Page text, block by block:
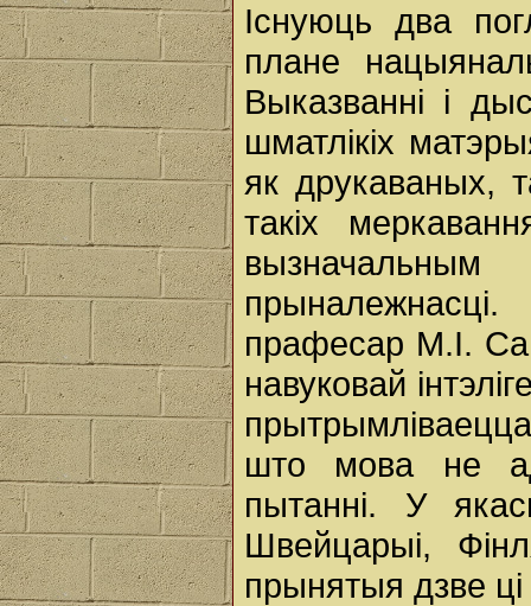
Існуюць два
плане
Выказванні і
шматлікіх
як друкаваных,
такіх
прафесар М.І.
навуковай
што мова не
пытанні. У
Швейцарыі,
прынятыя дзве